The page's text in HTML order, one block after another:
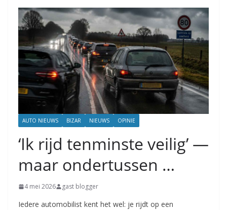
AUTO NIEUWS BIZAR NIEUWS OPINIE
‘Ik rijd tenminste veilig’ —
maar ondertussen …
4 mei 2026 gast blogger
Iedere automobilist kent het wel: je rijdt op een